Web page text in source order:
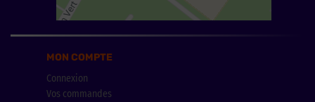
MON COMPTE
Connexion
Vos commandes